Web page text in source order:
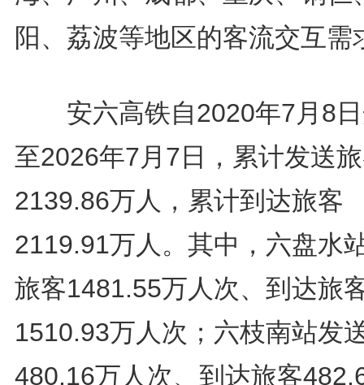
阳、荔波等地区的客流交互需
安六高铁自2020年7月8日
至2026年7月7日，累计发送
2139.86万人，累计到达旅客
2119.91万人。其中，六盘水
旅客1481.55万人次、到达旅
1510.93万人次；六枝南站发
480.16万人次、到达旅客